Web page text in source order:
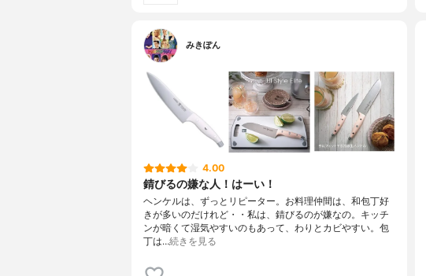
みきぽん
4.00
錆びるの嫌な人！はーい！
ヘンケルは、ずっとリピーター。お料理仲間は、和包丁好
きが多いのだけれど・・私は、錆びるのが嫌なの。キッチ
ンが暗くて湿気やすいのもあって、わりとカビやすい。包
丁は…続きを見る